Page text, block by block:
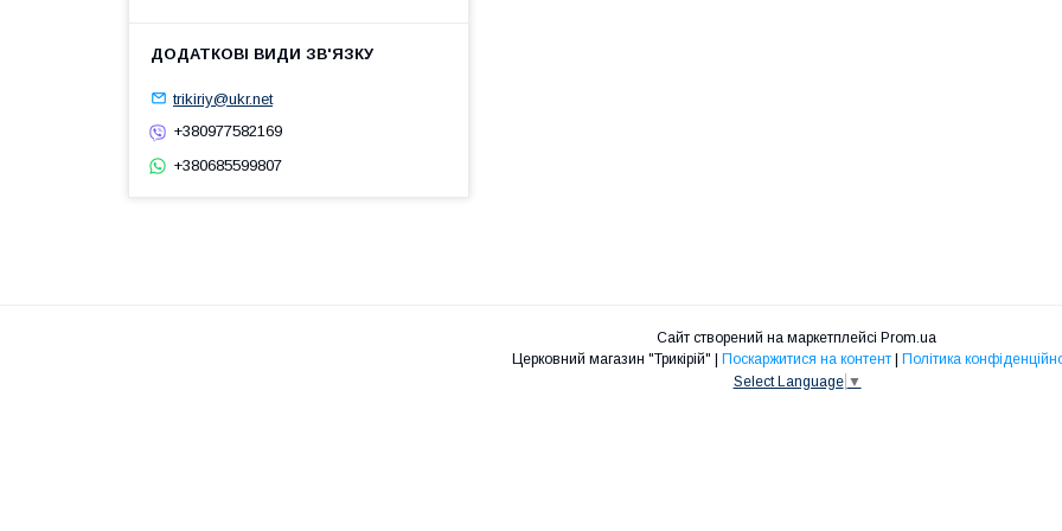
trikiriy@ukr.net
+380977582169
+380685599807
Сайт створений на маркетплейсі Prom.ua
Поскаржитися на контент
Політика
Select Language ▼